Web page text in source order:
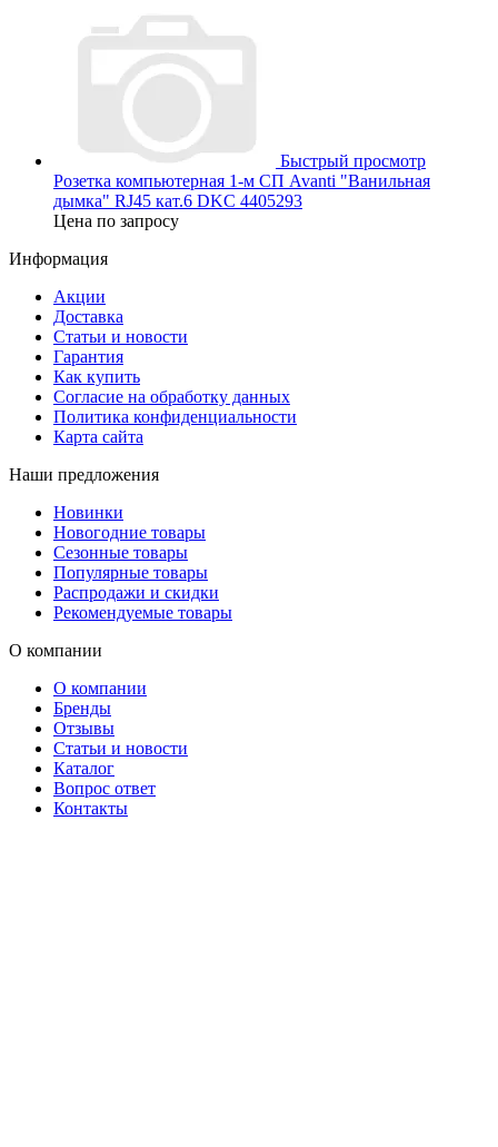
Быстрый просмотр
Розетка компьютерная 1-м СП Avanti "Ванильная
дымка" RJ45 кат.6 DKC 4405293
Цена по запросу
Информация
Акции
Доставка
Статьи и новости
Гарантия
Как купить
Согласие на обработку данных
Политика конфиденциальности
Карта сайта
Наши предложения
Новинки
Новогодние товары
Сезонные товары
Популярные товары
Распродажи и скидки
Рекомендуемые товары
О компании
О компании
Бренды
Отзывы
Статьи и новости
Каталог
Вопрос ответ
Контакты